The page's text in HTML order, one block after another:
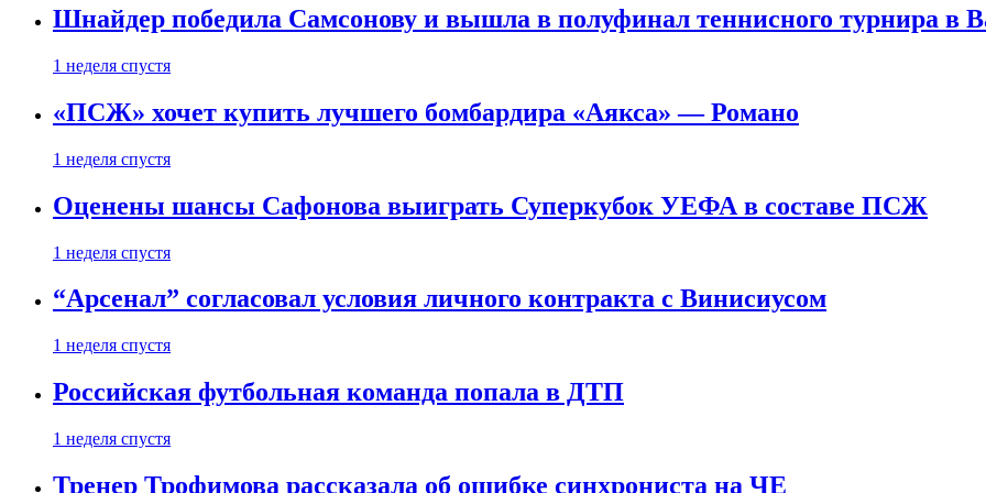
Шнайдер победила Самсонову и вышла в полуфинал теннисного турнира в
1 неделя спустя
«ПСЖ» хочет купить лучшего бомбардира «Аякса» — Романо
1 неделя спустя
Оценены шансы Сафонова выиграть Суперкубок УЕФА в составе ПСЖ
1 неделя спустя
“Арсенал” согласовал условия личного контракта с Винисиусом
1 неделя спустя
Российская футбольная команда попала в ДТП
1 неделя спустя
Тренер Трофимова рассказала об ошибке синхрониста на ЧЕ